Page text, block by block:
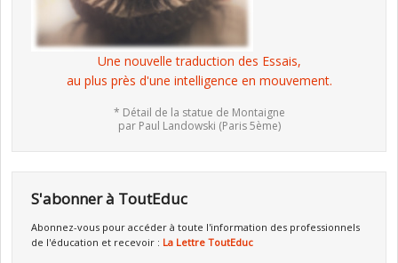
Une nouvelle traduction des Essais,
au plus près d'une intelligence en mouvement.
* Détail de la statue de Montaigne
par Paul Landowski (Paris 5ème)
S'abonner à ToutEduc
Abonnez-vous pour accéder à toute l'information des professionnels
de l'éducation et recevoir : La Lettre ToutEduc